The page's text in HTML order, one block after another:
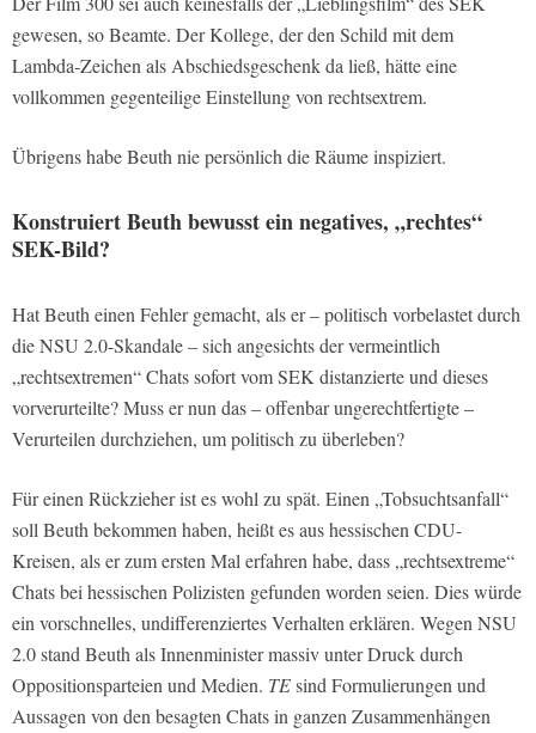
gewesen, so Beamte. Der Kollege, der den Schild mit dem
Lambda-Zeichen als Abschiedsgeschenk da ließ, hätte eine
vollkommen gegenteilige Einstellung von rechtsextrem.
Übrigens habe Beuth nie persönlich die Räume inspiziert.
Konstruiert Beuth bewusst ein negatives, „rechtes“
SEK-Bild?
Hat Beuth einen Fehler gemacht, als er – politisch vorbelastet durch
die NSU 2.0-Skandale – sich angesichts der vermeintlich
„rechtsextremen“ Chats sofort vom SEK distanzierte und dieses
vorverurteilte? Muss er nun das – offenbar ungerechtfertigte –
Verurteilen durchziehen, um politisch zu überleben?
Für einen Rückzieher ist es wohl zu spät. Einen „Tobsuchtsanfall“
soll Beuth bekommen haben, heißt es aus hessischen CDU-
Kreisen, als er zum ersten Mal erfahren habe, dass „rechtsextreme“
Chats bei hessischen Polizisten gefunden worden seien. Dies würde
ein vorschnelles, undifferenziertes Verhalten erklären. Wegen NSU
2.0 stand Beuth als Innenminister massiv unter Druck durch
Oppositionsparteien und Medien. TEsind Formulierungen und
Aussagen von den besagten Chats in ganzen Zusammenhängen